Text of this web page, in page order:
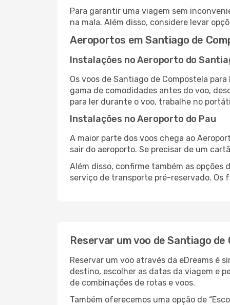
Para garantir uma viagem sem
na mala. Além disso, considere levar
Aeroportos em Santiago de
Instalações no Aeroporto do
Os voos de Santiago de Compostela
gama de comodidades antes do voo,
para ler durante o voo, trabalhe no
Instalações no Aeroporto do Pau
A maior parte dos voos chega ao
sair do aeroporto. Se precisar de um
Além disso, confirme também as
serviço de transporte pré-reservado. Os
Reservar um voo de Santiago
Reservar um voo através da eDreams é
destino, escolher as datas da viagem e
de combinações de rotas e voos.
Também oferecemos uma opção de